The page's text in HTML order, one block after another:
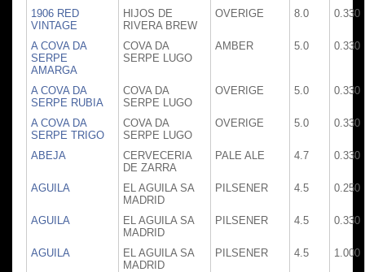
1906 RED
VINTAGE
HIJOS DE
RIVERA BREW
OVERIGE 8.0 0.330
A COVA DA
SERPE
AMARGA
COVA DA
SERPE LUGO
AMBER 5.0 0.330
A COVA DA
SERPE RUBIA
COVA DA
SERPE LUGO
OVERIGE 5.0 0.330
A COVA DA
SERPE TRIGO
COVA DA
SERPE LUGO
OVERIGE 5.0 0.330
ABEJA
CERVECERIA
DE ZARRA
PALE ALE 4.7 0.330
AGUILA
EL AGUILA SA
MADRID
PILSENER 4.5 0.250
AGUILA
EL AGUILA SA
MADRID
PILSENER 4.5 0.330
AGUILA
EL AGUILA SA
MADRID
PILSENER 4.5 1.000